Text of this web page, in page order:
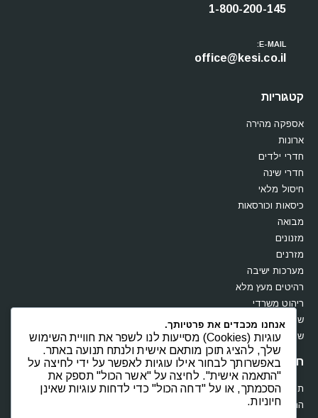
1-800-200-145
E-MAIL:
office@kesi.co.il
קטגוריות
אספקה מהירה
ארונות
חדרי ילדים
חדרי שינה
חיסול מלאי
כיסאות וכורסאות
מבואה
מזנונים
מזרנים
מערכות ישיבה
רהיטים מעץ מלא
ריהוט משרדי
שולחנות
שידות וקומודות
חנות
תקנון
החשבון שלי
אנחנו מכבדים את פרטיותך.
עוגיות (Cookies) מסייעות לנו לשפר את חוויית השימוש
שלך, להציג תוכן מותאם אישית ולנתח תנועה באתר.
באפשרותך לבחור אילו עוגיות לאפשר על ידי לחיצה על
"התאמה אישית". לחיצה על "אשר הכול" תספק את
הסכמתך, או על "דחה הכול" כדי לדחות עוגיות שאינן
חיוניות.